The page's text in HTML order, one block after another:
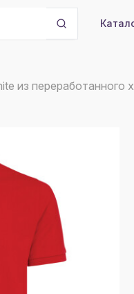
из переработанного